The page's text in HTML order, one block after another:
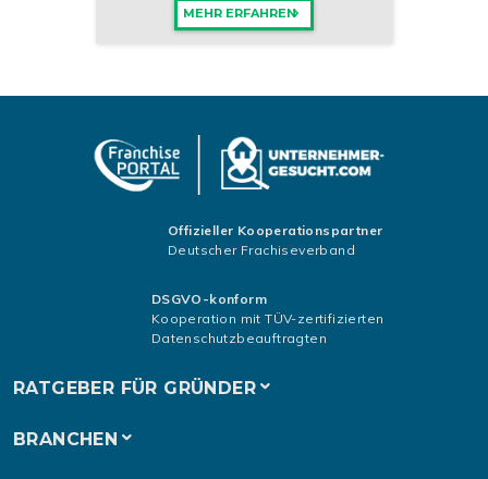
MEHR ERFAHREN
Offizieller Kooperationspartner
Deutscher Frachiseverband
DSGVO-konform
Kooperation mit TÜV-zertifizierten
Datenschutzbeauftragten
RATGEBER FÜR GRÜNDER
BRANCHEN